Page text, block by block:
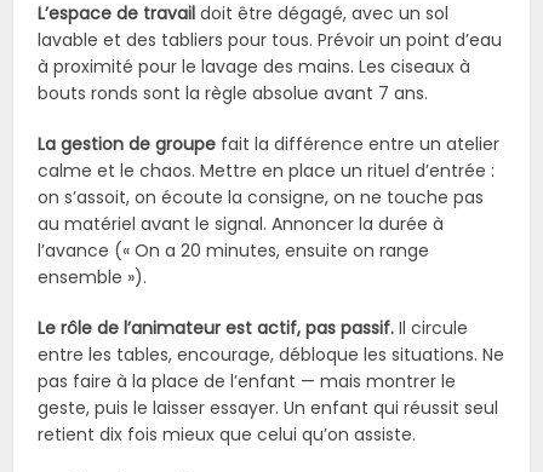
L’espace de travail doit être dégagé, avec un sol
lavable et des tabliers pour tous. Prévoir un point d’eau
à proximité pour le lavage des mains. Les ciseaux à
bouts ronds sont la règle absolue avant 7 ans.
La gestion de groupe fait la différence entre un atelier
calme et le chaos. Mettre en place un rituel d’entrée :
on s’assoit, on écoute la consigne, on ne touche pas
au matériel avant le signal. Annoncer la durée à
l’avance (« On a 20 minutes, ensuite on range
ensemble »).
Le rôle de l’animateur est actif, pas passif. Il circule
entre les tables, encourage, débloque les situations. Ne
pas faire à la place de l’enfant — mais montrer le
geste, puis le laisser essayer. Un enfant qui réussit seul
retient dix fois mieux que celui qu’on assiste.